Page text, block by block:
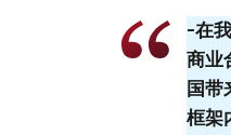
-在
商业
国带
框架